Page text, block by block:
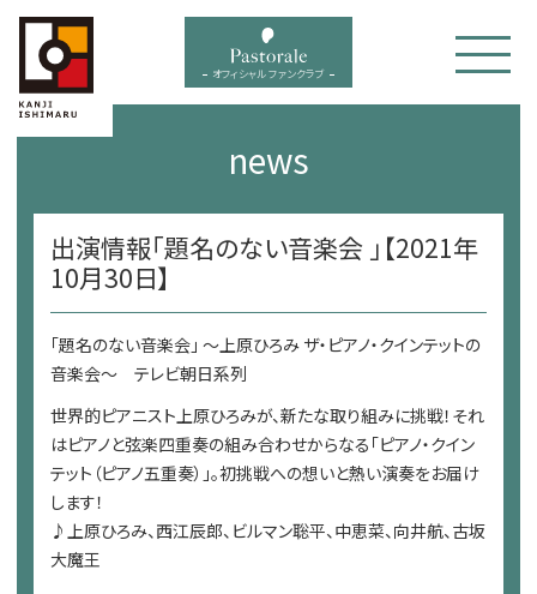
menu オフィシャル ファンクラブ
news
出演情報「題名のない音楽会 」【2021年
10月30日】
「題名のない音楽会」 ～上原ひろみ ザ・ピアノ・クインテットの
音楽会～ テレビ朝日系列
世界的ピアニスト上原ひろみが、新たな取り組みに挑戦！それ
はピアノと弦楽四重奏の組み合わせからなる「ピアノ・クイン
テット（ピアノ五重奏）」。初挑戦への想いと熱い演奏をお届け
します！
♪上原ひろみ、西江辰郎、ビルマン聡平、中恵菜、向井航、古坂
大魔王